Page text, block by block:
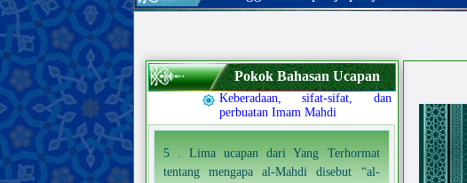
Pokok Bahasan Ucapan
Para sahabat dan para istri Nabi
dan kehidupan mereka
Imam Mahdi
Keberadaan, sifat-sifat, dan
perbuatan Imam Mahdi
5 . Lima ucapan dari Yang Terhormat
tentang mengapa al-Mahdi disebut “al-